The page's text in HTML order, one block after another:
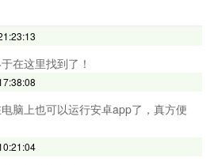
在这里找到了！
脑上也可以运行安卓app了，真方便